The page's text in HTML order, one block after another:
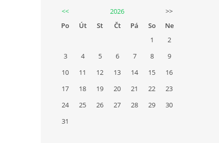
<<
2026
>>
Po
Út St Čt Pá So
Ne
1
2
3
4 5 6 7 8
9
10
11 12 13 14 15
16
17
18 19 20 21 22
23
24
25 26 27 28 29
30
31